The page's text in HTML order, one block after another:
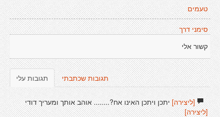
טעמים
סימני דרך
קשור אלי
תגובות עלי תגובות שכתבתי
[ליצירה]יתכן ויתכן האינו אח?........ אוהב אותך ומעריך דודי
[ליצירה]